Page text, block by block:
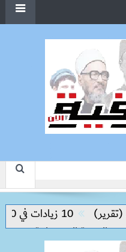
10 زيادات في 10 سنوات.. هل حان الوقت لرفع دعم البنزين نهائيا؟
المستدامة